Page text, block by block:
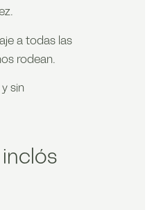
a todas las
rodean.
sin
inclós